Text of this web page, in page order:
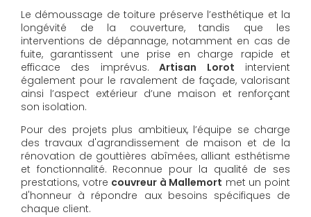
Le démoussage de toiture préserve l’esthétique et la
longévité de la couverture, tandis que les
interventions de dépannage, notamment en cas de
fuite, garantissent une prise en charge rapide et
efficace des imprévus. Artisan Lorot intervient
également pour le ravalement de façade, valorisant
ainsi l’aspect extérieur d’une maison et renforçant
son isolation.
Pour des projets plus ambitieux, l’équipe se charge
des travaux d'agrandissement de maison et de la
rénovation de gouttières abîmées, alliant esthétisme
et fonctionnalité. Reconnue pour la qualité de ses
prestations, votre couvreur à Mallemort met un point
d'honneur à répondre aux besoins spécifiques de
chaque client.